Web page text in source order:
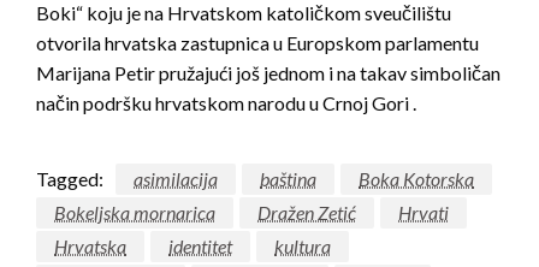
Boki“ koju je na Hrvatskom katoličkom sveučilištu
otvorila hrvatska zastupnica u Europskom parlamentu
Marijana Petir pružajući još jednom i na takav simboličan
način podršku hrvatskom narodu u Crnoj Gori .
Tagged: asimilacija baština
Boka Kotorska
Bokeljska mornarica
Dražen Zetić
Hrvati
Hrvatska
identitet
kultura